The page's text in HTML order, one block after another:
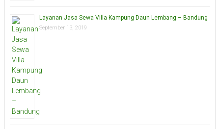
Layanan Jasa Sewa Villa Kampung Daun Lembang – Bandung
September 13, 2019